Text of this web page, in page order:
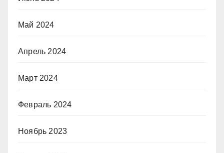
Май 2024
Апрель 2024
Март 2024
Февраль 2024
Ноябрь 2023